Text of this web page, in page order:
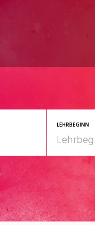
LEHRBEGINN
Telco